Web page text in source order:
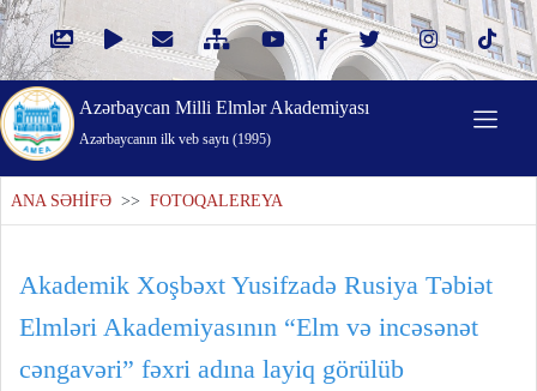
Azərbaycan Milli Elmlər Akademiyası
Azərbaycanın ilk veb saytı (1995)
ANA SƏHİFƏ >> FOTOQALEREYA
Akademik Xoşbəxt Yusifzadə Rusiya Təbiət
Elmləri Akademiyasının “Elm və incəsənət
cəngavəri” fəxri adına layiq görülüb